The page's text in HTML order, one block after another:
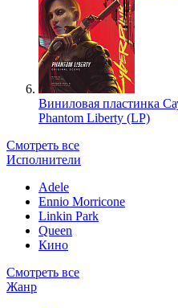
Виниловая пластинка
Phantom Liberty (LP)
Смотреть все
Исполнители
Adele
Ennio Morricone
Linkin Park
Queen
Кино
Смотреть все
Жанр